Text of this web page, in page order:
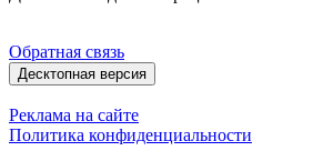
Обратная связь
Десктопная версия
Реклама на сайте
Политика конфиденциальности